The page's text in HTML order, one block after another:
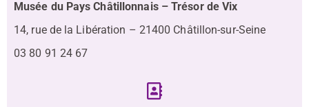
Musée du Pays Châtillonnais – Trésor de Vix
14, rue de la Libération – 21400 Châtillon-sur-Seine
03 80 91 24 67